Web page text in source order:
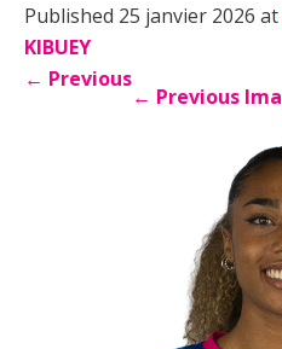
Published 25 janvier 2026 at
KIBUEY
← Previous
← Previous